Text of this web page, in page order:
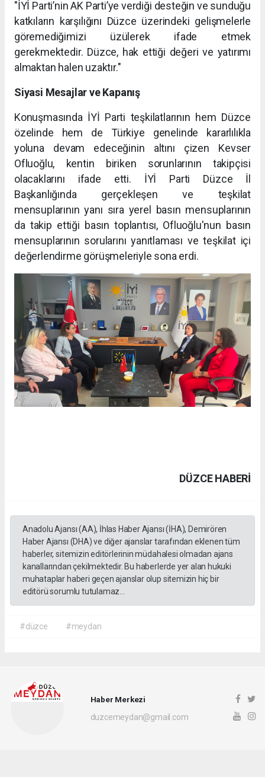
"İYİ Parti’nin AK Parti’ye verdiği desteğin ve sunduğu
katkıların karşılığını Düzce üzerindeki gelişmelerle
göremediğimizi üzülerek ifade etmek
gerekmektedir. Düzce, hak ettiği değeri ve yatırımı
almaktan halen uzaktır."
Siyasi Mesajlar ve Kapanış
Konuşmasında İYİ Parti teşkilatlarının hem Düzce
özelinde hem de Türkiye genelinde kararlılıkla
yoluna devam edeceğinin altını çizen Kevser
Ofluoğlu, kentin biriken sorunlarının takipçisi
olacaklarını ifade etti. İYİ Parti Düzce İl
Başkanlığında gerçekleşen ve teşkilat
mensuplarının yanı sıra yerel basın mensuplarının
da takip ettiği basın toplantısı, Ofluoğlu'nun basın
mensuplarının sorularını yanıtlaması ve teşkilat içi
değerlendirme görüşmeleriyle sona erdi.
DÜZCE HABERİ
Anadolu Ajansı (AA), İhlas Haber Ajansı (İHA), Demirören
Haber Ajansı (DHA) ve diğer ajanslar tarafından eklenen tüm
haberler, sitemizin editörlerinin müdahalesi olmadan ajans
kanallarından çekilmektedir. Bu haberlerde yer alan hukuki
muhataplar haberi geçen ajanslar olup sitemizin hiç bir
editörü sorumlu tutulamaz...
#düzce #meydan
Haber Merkezi
duzcemeydan@gmail.com